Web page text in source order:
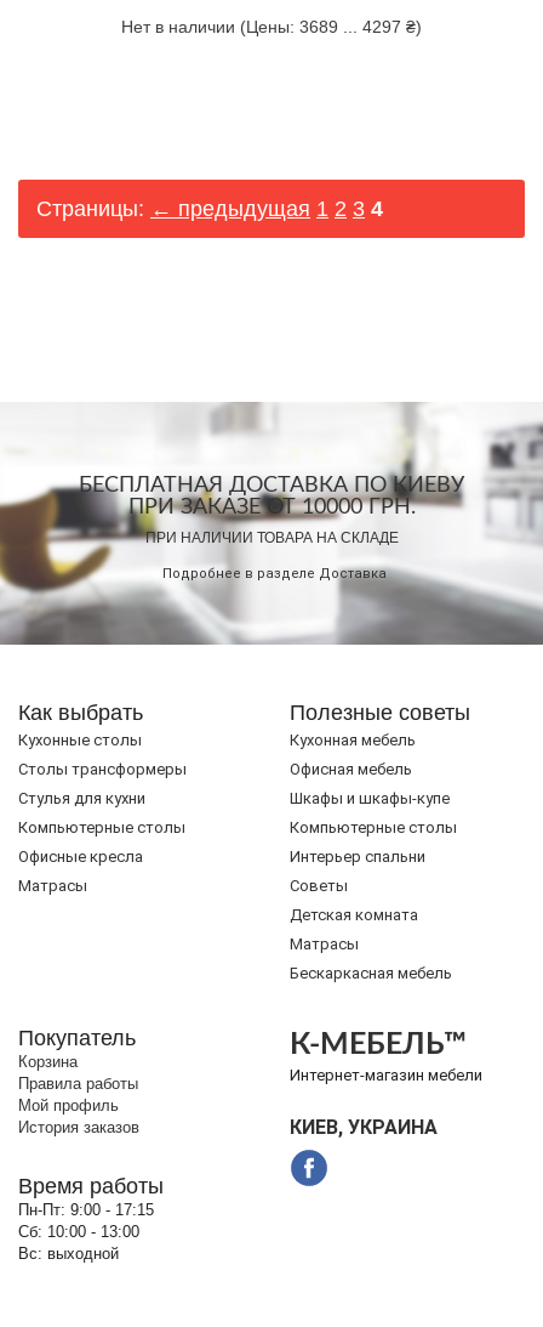
Нет в наличии (Цены: 3689 ... 4297 ₴)
Страницы: ← предыдущая 1 2 3 4
БЕСПЛАТНАЯ ДОСТАВКА ПО КИЕВУ
ПРИ ЗАКАЗЕ ОТ 10000 ГРН.
ПРИ НАЛИЧИИ ТОВАРА НА СКЛАДЕ
Подробнее в разделе Доставка
Как выбрать
Кухонные столы
Cтолы трансформеры
Стулья для кухни
Компьютерные столы
Офисные кресла
Матрасы
Полезные советы
Кухонная мебель
Офисная мебель
Шкафы и шкафы-купе
Компьютерные столы
Интерьер спальни
Советы
Детская комната
Матрасы
Бескаркасная мебель
Покупатель
Корзина
Правила работы
Мой профиль
История заказов
Время работы
Пн-Пт: 9:00 - 17:15
Сб: 10:00 - 13:00
Вс: выходной
К-МЕБЕЛЬ™
Интернет-магазин мебели
КИЕВ, УКРАИНА